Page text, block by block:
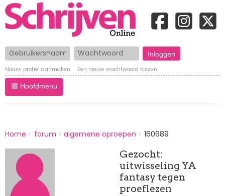
Gebruikersnaam Wachtwoord
Nieuw profiel aanmaken Een nieuw wachtwoord kiezen
Hoofdmenu
BREADCRUMBS
You
here:
Home forum algemene oproepen 160689
Gezocht:
uitwisseling YA
fantasy tegen
proeflezen